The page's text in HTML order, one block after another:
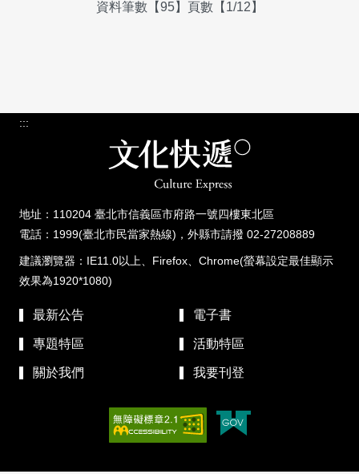
資料筆數【95】頁數【1/12】
:::
地址：110204 臺北市信義區市府路一號四樓東北區
電話：1999(臺北市民當家熱線)，外縣市請撥 02-27208889
建議瀏覽器：IE11.0以上、Firefox、Chrome(螢幕設定最佳顯示
效果為1920*1080)
最新公告 電子書
專題特區 活動特區
關於我們 我要刊登